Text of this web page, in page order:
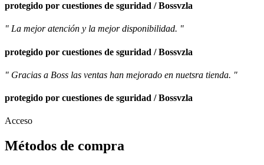
protegido por cuestiones de sguridad / Bossvzla
" La mejor atención y la mejor disponibilidad. "
protegido por cuestiones de sguridad / Bossvzla
" Gracias a Boss las ventas han mejorado en nuetsra tienda. "
protegido por cuestiones de sguridad / Bossvzla
Acceso
Métodos de compra